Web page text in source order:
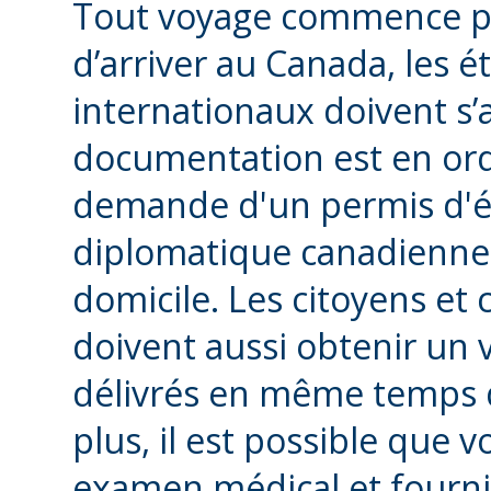
Tout voyage commence
d’arriver au Canada, les
internationaux doivent
documentation est en
demande d'un permis
diplomatique
domicile. Les citoyens et
doivent aussi obtenir un
délivrés en même
plus, il est possible que